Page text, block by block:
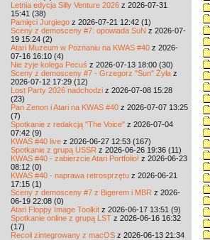
Letnia edycja Silly Venture 2026 z 2026-07-31
15:41 (38)
Pamięci Jurgiego z 2026-07-21 12:42 (1)
Sceny z demosceny #7: opowiada SuN z 2026-07-
19 15:24 (2)
Atari Muzeum w Poznaniu na KWAS #40 z 2026-
07-16 16:10 (4)
Nie żyje kolega Pecuś z 2026-07-13 18:00 (30)
Sceny z demosceny #7 - Grzegorz "Sun" Żyła z
2026-07-12 17:29 (12)
Lost Party 2026 nadchodzi z 2026-07-08 15:28
(23)
Pan Zenon i Atari na KWAS #40 z 2026-07-07 13:25
(7)
Spotkanie z redakcją "The Voice" z 2026-07-04
07:42 (9)
KWAS #40 live z 2026-06-27 12:53 (167)
Spotkanie z grupą USSR z 2026-06-26 19:36 (11)
KWAS #40 - zabierzcie Atari Portfolio! z 2026-06-23
08:12 (0)
KWAS #40 - naprawa retrosprzętu z 2026-06-21
17:15 (1)
Sceny z demosceny #7 z Bigerem i MBR z 2026-
06-19 22:08 (0)
Atari Floppy Image Toolkit z 2026-06-17 13:51 (9)
Spotkanie online z grupą LST z 2026-06-16 16:32
(17)
Recoil zintegrowany z macOS z 2026-06-13 21:34